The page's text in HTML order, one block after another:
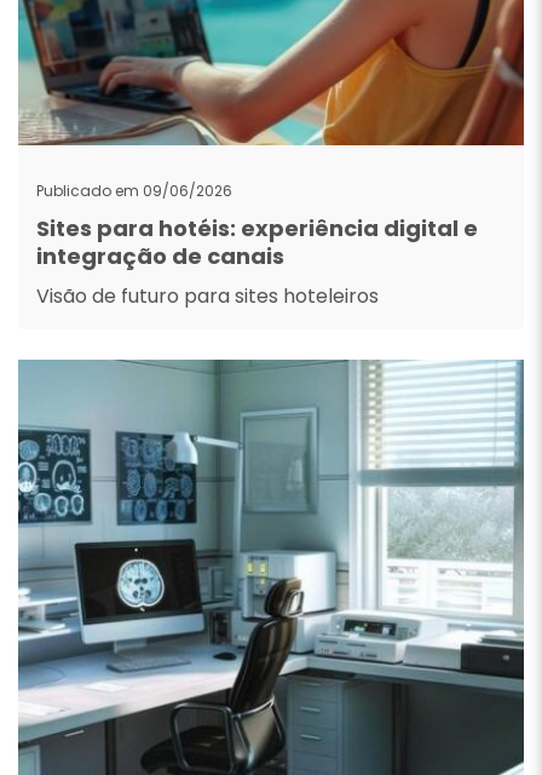
Publicado em 09/06/2026
Sites para hotéis: experiência digital e
integração de canais
Visão de futuro para sites hoteleiros